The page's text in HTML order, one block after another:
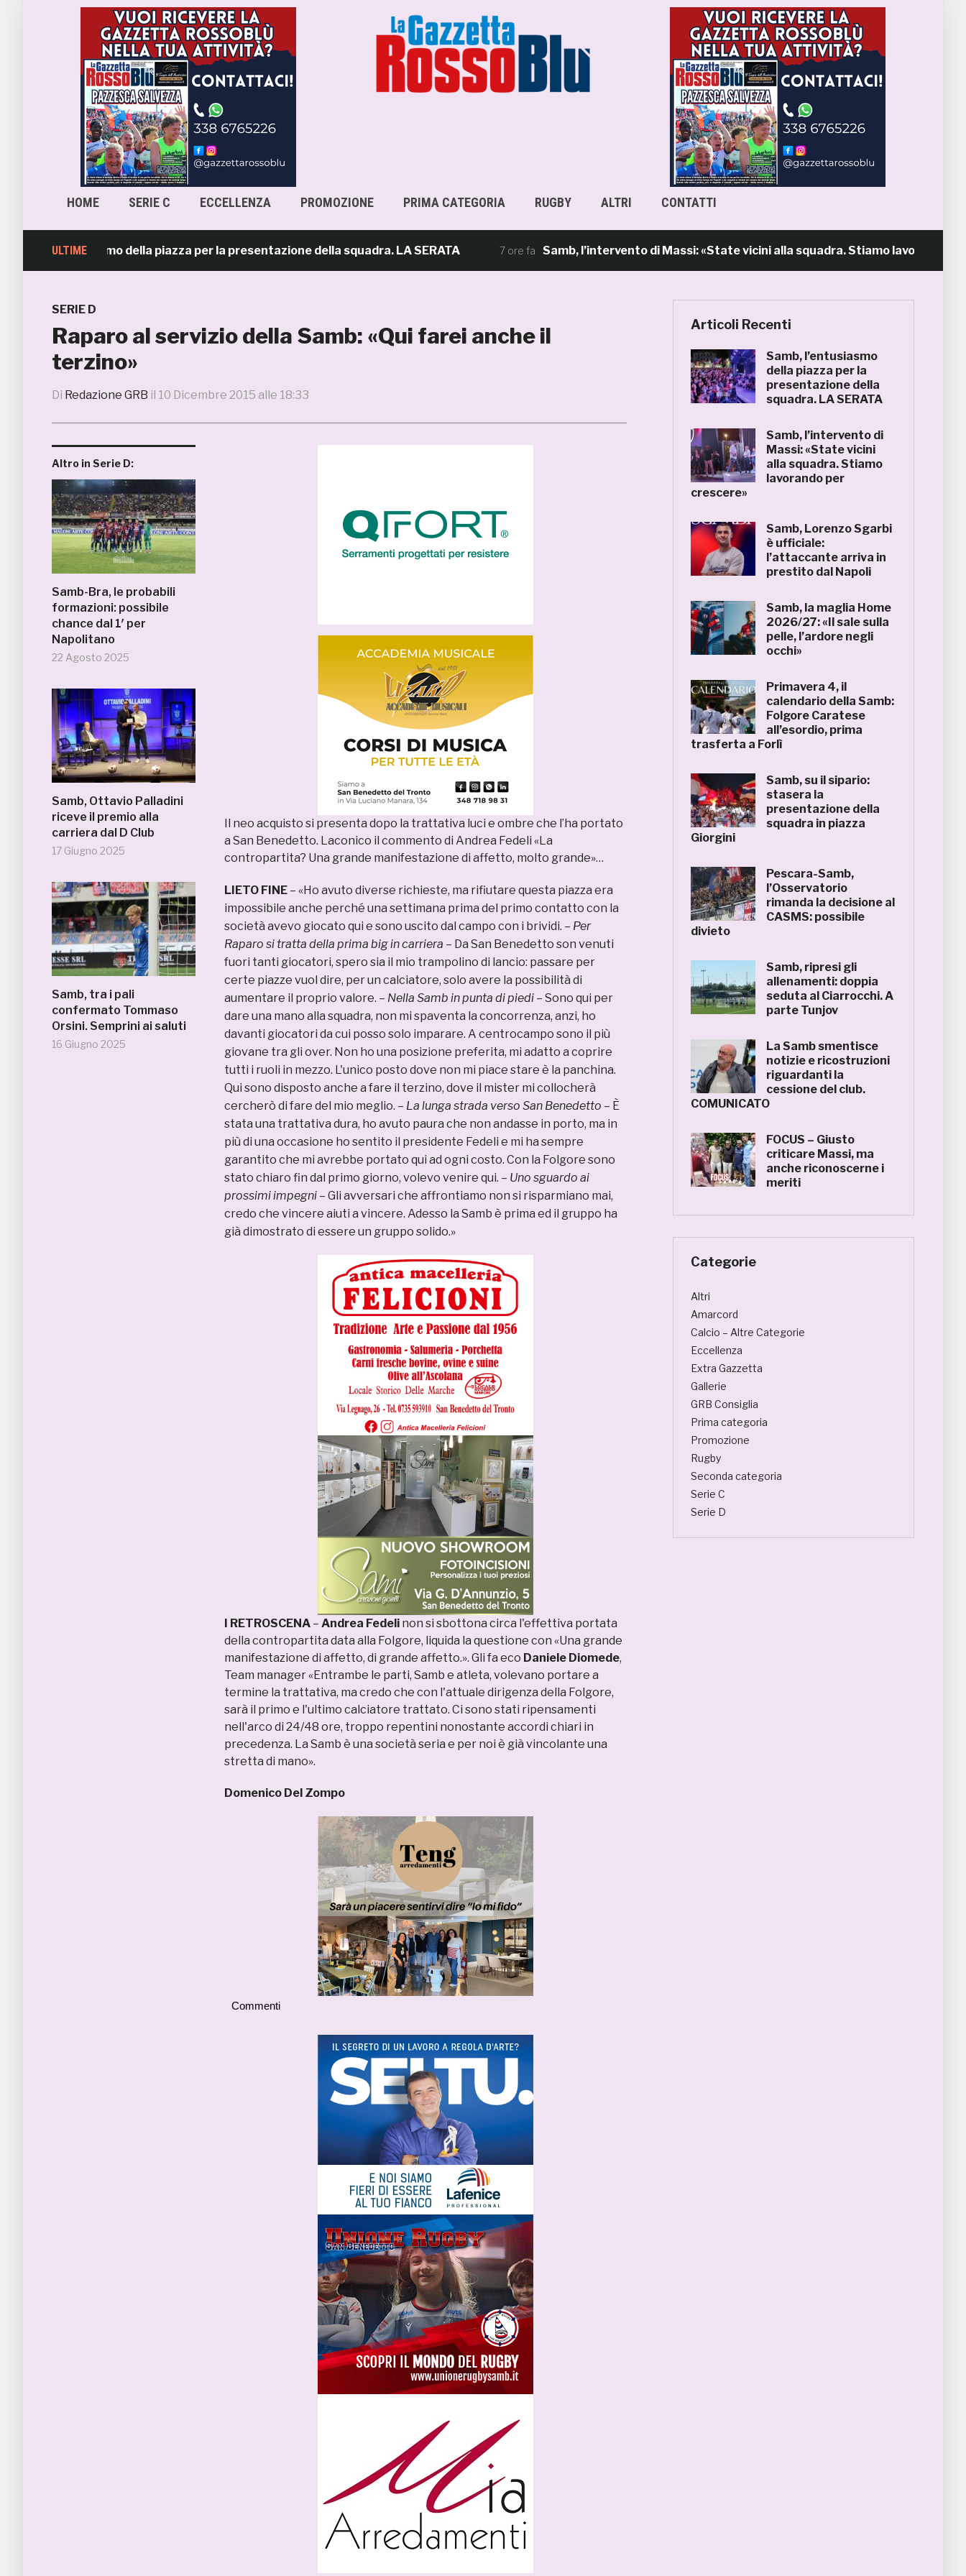
HOME SERIE C ECCELLENZA PROMOZIONE PRIMA CATEGORIA RUGBY ALTRI CONTATTI
ULTIME
l’entusiasmo della piazza per la presentazione della squadra. LA SERATA Samb, l’intervento di Massi: «State vicini alla squadra. Stiamo lavorando per
SERIE D
Raparo al servizio della Samb: «Qui farei anche il
terzino»
Di Redazione GRB il 10 Dicembre 2015 alle 18:33
Altro in Serie D:
Samb-Bra, le probabili
formazioni: possibile
chance dal 1′ per
Napolitano
22 Agosto 2025
Samb, Ottavio Palladini
riceve il premio alla
carriera dal D Club
17 Giugno 2025
Samb, tra i pali
confermato Tommaso
Orsini. Semprini ai saluti
16 Giugno 2025
Il neo acquisto si presenta dopo la trattativa luci e ombre che l’ha portato
a San Benedetto. Laconico il commento di Andrea Fedeli «La
contropartita? Una grande manifestazione di affetto, molto grande»…
LIETO FINE – «Ho avuto diverse richieste, ma rifiutare questa piazza era
impossibile anche perché una settimana prima del primo contatto con la
società avevo giocato qui e sono uscito dal campo con i brividi. – Per
Raparo si tratta della prima big in carriera – Da San Benedetto son venuti
fuori tanti giocatori, spero sia il mio trampolino di lancio: passare per
certe piazze vuol dire, per un calciatore, solo avere la possibilità di
aumentare il proprio valore. – Nella Samb in punta di piedi – Sono qui per
dare una mano alla squadra, non mi spaventa la concorrenza, anzi, ho
davanti giocatori da cui posso solo imparare. A centrocampo sono il più
giovane tra gli over. Non ho una posizione preferita, mi adatto a coprire
tutti i ruoli in mezzo. L'unico posto dove non mi piace stare è la panchina.
Qui sono disposto anche a fare il terzino, dove il mister mi collocherà
cercherò di fare del mio meglio. – La lunga strada verso San Benedetto – È
stata una trattativa dura, ho avuto paura che non andasse in porto, ma in
più di una occasione ho sentito il presidente Fedeli e mi ha sempre
garantito che mi avrebbe portato qui ad ogni costo. Con la Folgore sono
stato chiaro fin dal primo giorno, volevo venire qui. – Uno sguardo ai
prossimi impegni – Gli avversari che affrontiamo non si risparmiano mai,
credo che vincere aiuti a vincere. Adesso la Samb è prima ed il gruppo ha
già dimostrato di essere un gruppo solido.»
I RETROSCENA – Andrea Fedeli non si sbottona circa l'effettiva portata
della contropartita data alla Folgore, liquida la questione con «Una grande
manifestazione di affetto, di grande affetto.». Gli fa eco Daniele Diomede,
Team manager «Entrambe le parti, Samb e atleta, volevano portare a
termine la trattativa, ma credo che con l'attuale dirigenza della Folgore,
sarà il primo e l'ultimo calciatore trattato. Ci sono stati ripensamenti
nell'arco di 24/48 ore, troppo repentini nonostante accordi chiari in
precedenza. La Samb è una società seria e per noi è già vincolante una
stretta di mano».
Domenico Del Zompo
Commenti
Articoli Recenti
Samb, l’entusiasmo
della piazza per la
presentazione della
squadra. LA SERATA
Samb, l’intervento di
Massi: «State vicini
alla squadra. Stiamo
lavorando per
crescere»
Samb, Lorenzo Sgarbi
è ufficiale:
l’attaccante arriva in
prestito dal Napoli
Samb, la maglia Home
2026/27: «Il sale sulla
pelle, l’ardore negli
occhi»
Primavera 4, il
calendario della Samb:
Folgore Caratese
all’esordio, prima
trasferta a Forlì
Samb, su il sipario:
stasera la
presentazione della
squadra in piazza
Giorgini
Pescara-Samb,
l’Osservatorio
rimanda la decisione al
CASMS: possibile
divieto
Samb, ripresi gli
allenamenti: doppia
seduta al Ciarrocchi. A
parte Tunjov
La Samb smentisce
notizie e ricostruzioni
riguardanti la
cessione del club.
COMUNICATO
FOCUS – Giusto
criticare Massi, ma
anche riconoscerne i
meriti
Categorie
Altri
Amarcord
Calcio – Altre Categorie
Eccellenza
Extra Gazzetta
Gallerie
GRB Consiglia
Prima categoria
Promozione
Rugby
Seconda categoria
Serie C
Serie D